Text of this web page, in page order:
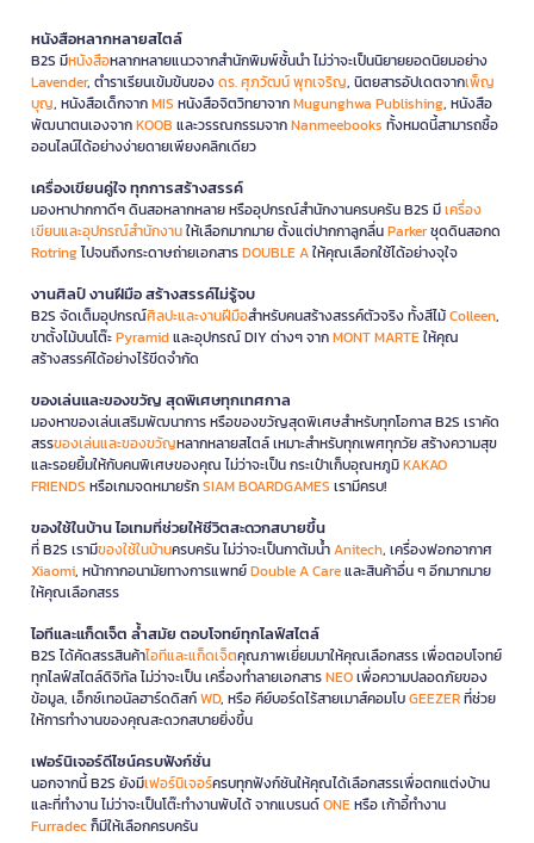
หนังสือหลากหลายสไตล์
B2S มีหนังสือหลากหลายแนวจากสำนักพิมพ์ชั้นนำ ไม่ว่าจะเป็นนิยายยอดนิยมอย่าง
Lavender, ตำราเรียนเข้มข้นของดร. ศุภวัฒน์ พุกเจริญ, นิตยสารอัปเดตจากเพ็ญ
บุญ, หนังสือเด็กจากMIS หนังสือจิตวิทยาจากMugunghwa Publishing, หนังสือ
พัฒนาตนเองจากKOOB และวรรณกรรมจากNanmeebooks ทั้งหมดนี้สามารถซื้อ
ออนไลน์ได้อย่างง่ายดายเพียงคลิกเดียว
เครื่องเขียนคู่ใจ ทุกการสร้างสรรค์
มองหาปากกาดีๆ ดินสอหลากหลาย หรืออุปกรณ์สำนักงานครบครัน B2S มีเครื่อง
เขียนและอุปกรณ์สำนักงานให้เลือกมากมาย ตั้งแต่ปากกาลูกลื่นParkerชุดดินสอกด
Rotringไปจนถึงกระดาษถ่ายเอกสารDOUBLE Aให้คุณเลือกใช้ได้อย่างจุใจ
งานศิลป์ งานฝีมือ สร้างสรรค์ไม่รู้จบ
B2S จัดเต็มอุปกรณ์ศิลปะและงานฝีมือสำหรับคนสร้างสรรค์ตัวจริง ทั้งสีไม้Colleen,
ขาตั้งไม้บนโต๊ะPyramidและอุปกรณ์ DIY ต่างๆ จากMONT MARTEให้คุณ
สร้างสรรค์ได้อย่างไร้ขีดจำกัด
ของเล่นและของขวัญ สุดพิเศษทุกเทศกาล
มองหาของเล่นเสริมพัฒนาการ หรือของขวัญสุดพิเศษสำหรับทุกโอกาส B2S เราคัด
สรรของเล่นและของขวัญหลากหลายสไตล์ เหมาะสำหรับทุกเพศทุกวัย สร้างความสุข
และรอยยิ้มให้กับคนพิเศษของคุณ ไม่ว่าจะเป็น กระเป๋าเก็บอุณหภูมิKAKAO
FRIENDS หรือเกมจดหมายรักSIAM BOARDGAMES เรามีครบ!
ของใช้ในบ้าน ไอเทมที่ช่วยให้ชีวิตสะดวกสบายขึ้น
ที่ B2S เรามีของใช้ในบ้านครบครัน ไม่ว่าจะเป็นกาต้มน้ำAnitech, เครื่องฟอกอากาศ
Xiaomi, หน้ากากอนามัยทางการแพทย์Double A Careและสินค้าอื่น ๆ อีกมากมาย
ให้คุณเลือกสรร
ไอทีและแก็ดเจ็ต ล้ำสมัย ตอบโจทย์ทุกไลฟ์สไตล์
B2S ได้คัดสรรสินค้าไอทีและแก็ดเจ็ตคุณภาพเยี่ยมมาให้คุณเลือกสรร เพื่อตอบโจทย์
ทุกไลฟ์สไตล์ดิจิทัล ไม่ว่าจะเป็น เครื่องทำลายเอกสารNEOเพื่อความปลอดภัยของ
ข้อมูล, เอ็กซ์เทอนัลฮาร์ดดิสก์WD, หรือ คีย์บอร์ดไร้สายเมาส์คอมโบGEEZERที่ช่วย
ให้การทำงานของคุณสะดวกสบายยิ่งขึ้น
เฟอร์นิเจอร์ดีไซน์ครบฟังก์ชั่น
นอกจากนี้ B2S ยังมีเฟอร์นิเจอร์ครบทุกฟังก์ชันให้คุณได้เลือกสรรเพื่อตกแต่งบ้าน
และที่ทำงาน ไม่ว่าจะเป็นโต๊ะทำงานพับได้ จากแบรนด์ONEหรือ เก้าอี้ทำงาน
Furradecก็มีให้เลือกครบครัน